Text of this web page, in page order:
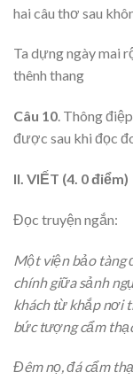
hai câu thơ sau
Ta dựng ngày mai
thênh thang
Câu 10. Thông
được sau khi đọc
II. VIẾT (4. 0 điểm)
Đọc truyện ngắn:
Một viện bảo tàng
chính giữa sảnh
khách từ khắp nơi
bức tượng cẩm
Đêm nọ, đá cẩm